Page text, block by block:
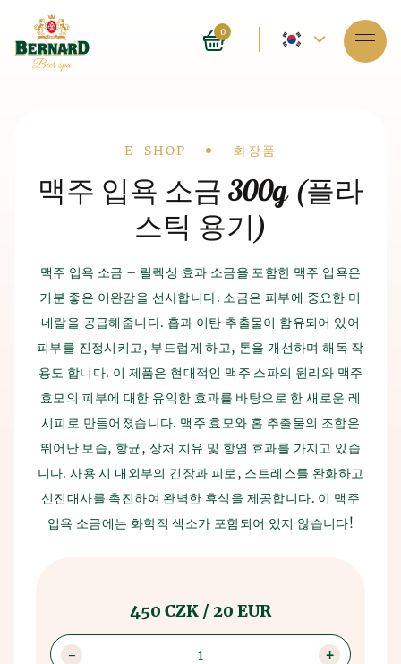
현
어
–
영
어
0
스파 소개
예약
가격들
E-shop
블로그
FAQ
연락처
Drobečková
navigace
E-SHOP 화장품
맥주 입욕 소금 300g (플라
스틱 용기)
맥주 입욕 소금 – 릴렉싱 효과 소금을 포함한 맥주 입욕은
기분 좋은 이완감을 선사합니다. 소금은 피부에 중요한 미
네랄을 공급해줍니다. 홉과 이탄 추출물이 함유되어 있어
피부를 진정시키고, 부드럽게 하고, 톤을 개선하며 해독 작
용도 합니다. 이 제품은 현대적인 맥주 스파의 원리와 맥주
효모의 피부에 대한 유익한 효과를 바탕으로 한 새로운 레
시피로 만들어졌습니다. 맥주 효모와 홉 추출물의 조합은
뛰어난 보습, 항균, 상처 치유 및 항염 효과를 가지고 있습
니다. 사용 시 내외부의 긴장과 피로, 스트레스를 완화하고
신진대사를 촉진하여 완벽한 휴식을 제공합니다. 이 맥주
입욕 소금에는 화학적 색소가 포함되어 있지 않습니다!
450 CZK / 20 EUR
1
맥주 목욕의 역사
스파 자체는 4,000년 전 인도에서 등장했습니다. 고대 중국
인과 이집트인들도 스파가 인체에 미치는 유익한 효과를 알고
올라가며, 고대 수메르인들이 아마도 우연히 맥주를 발견했
습니다. 그들은 재배하던 곡물을 착각했고, 발효 원리가 발명
되었습니다.
맥주와 목욕의 연관성은 중세 시대부터 공식적으로 알려져 있
으며, 당시 문헌에서 맥주 목욕의 유익한 효과에 대한 지식이
확인되었습니다. 이 시기에 이미 맥주 목욕의 예방 효과가 발
맥주와 맥아생산의 역사
맥주 생산의 역사는 기원전 7천년경으로 거슬러 올라가며, 고
대 수메르인들이 다소 우연히 맥주를 발견했습니다. 맥주 제
조 방법은 그들이 재배한 곡물을 잘못 보관하면서 시작되었습
발효 원리가 발견되었습니다.
를 제분하고 이어서 맥주를 양조하는 것부터 시작합니다. 그
런 다음 맥즙은 냉각되고 배양된 효모가 사용되며, 이어서 주
발효가 진행됩니다. 이 반완성 맥주는 맥주 탱크에 저장되어